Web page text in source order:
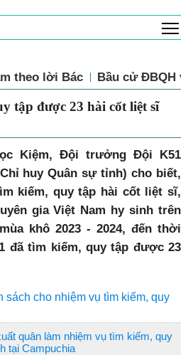
theo lời Bác Bầu cử ĐBQH
tập được 23 hài cốt liệt sĩ
Kiệm, Đội trưởng Đội K51
huy Quân sự tỉnh) cho biết,
kiếm, quy tập hài cốt liệt sĩ,
gia Việt Nam hy sinh trên
khô 2023 - 2024, đến thời
đã tìm kiếm, quy tập được 23
sách cho nhiệm vụ tìm kiếm, quy
quân làm nhiệm vụ tìm kiếm, quy
tại Campuchia